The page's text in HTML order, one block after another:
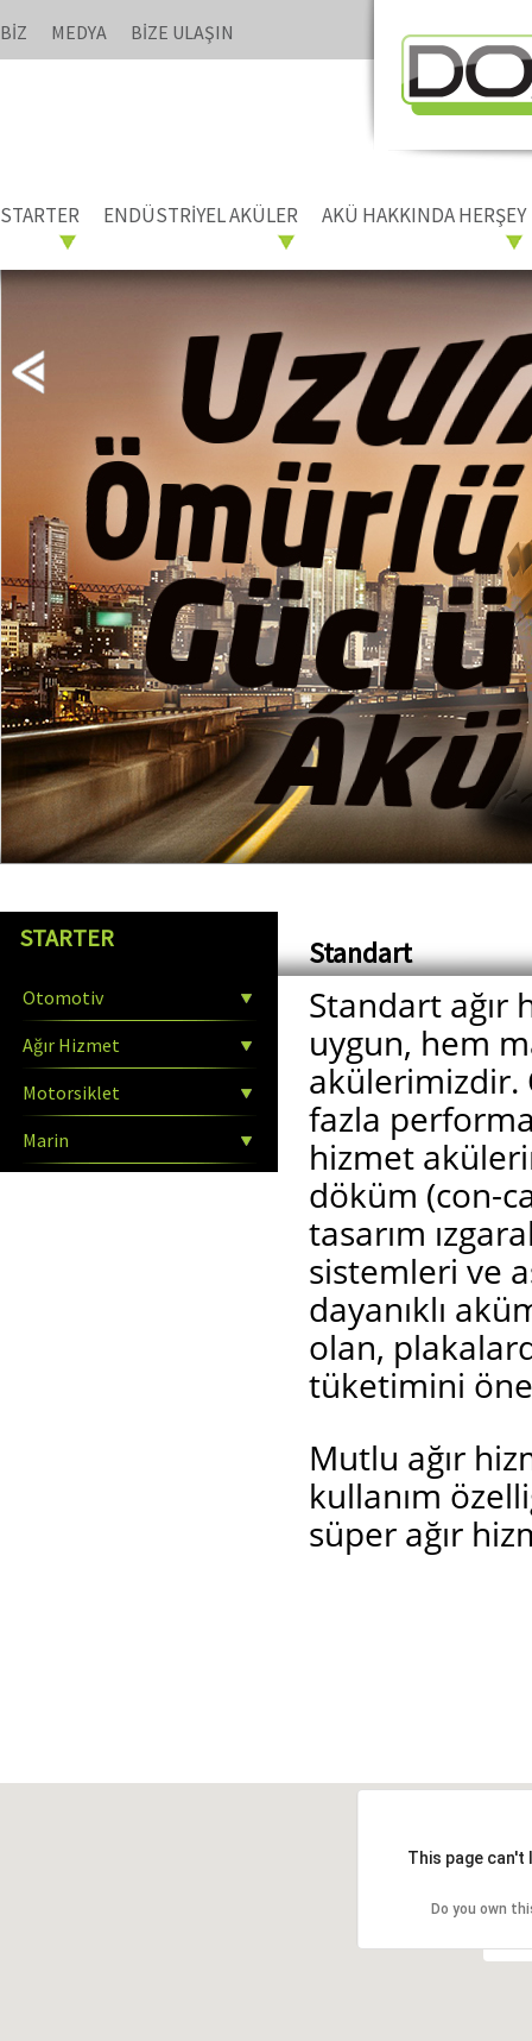
BİZ MEDYA BİZE ULAŞIN
STARTER ENDÜSTRİYEL AKÜLER AKÜ HAKKINDA HERŞEY
STARTER
Otomotiv
Ağır Hizmet
Motorsiklet
Marin
Standart
Standart ağır
uygun, hem
akülerimizdir.
fazla
hizmet
döküm (con-
tasarım
sistemleri ve
dayanıklı
olan,
tüketimini
Mutlu ağır
kullanım
süper ağır
This page
Do you own